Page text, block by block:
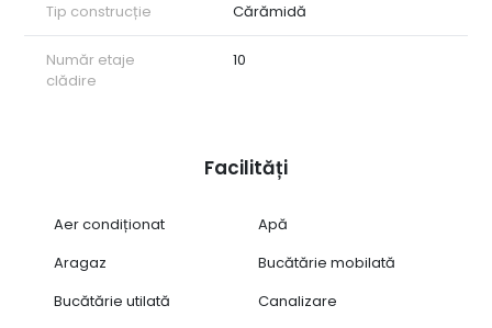
Tip construcție Cărămidă
Număr etaje
clădire
10
Facilități
Aer condiționat
Apă
Aragaz
Bucătărie mobilată
Bucătărie utilată
Canalizare